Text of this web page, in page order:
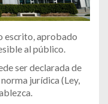
escrito, aprobado
al público.
ser declarada de
jurídica (Ley,